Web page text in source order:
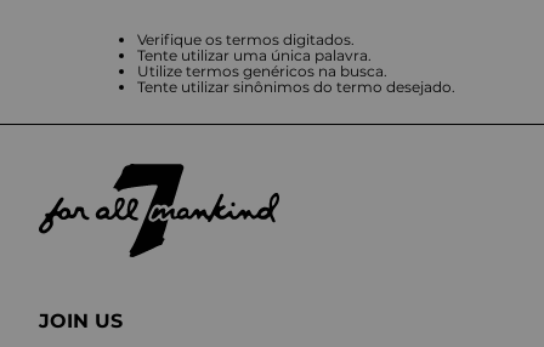
Verifique os termos digitados.
Tente utilizar uma única palavra.
Utilize termos genéricos na busca.
Tente utilizar sinônimos do termo desejado.
JOIN US